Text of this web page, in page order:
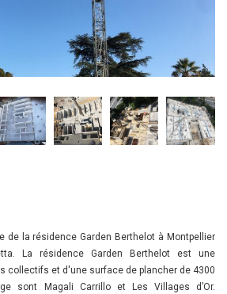
de la résidence Garden Berthelot à Montpellier
La résidence Garden Berthelot est une
collectifs et d'une surface de plancher de 4300
sont Magali Carrillo et Les Villages d’Or.